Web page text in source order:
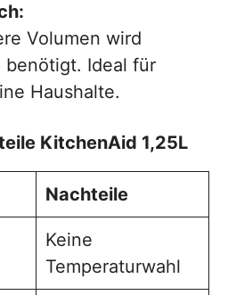
Volumen wird
benötigt. Ideal für
Haushalte.
KitchenAid 1,25L
Nachteile
Keine
Temperaturwahl